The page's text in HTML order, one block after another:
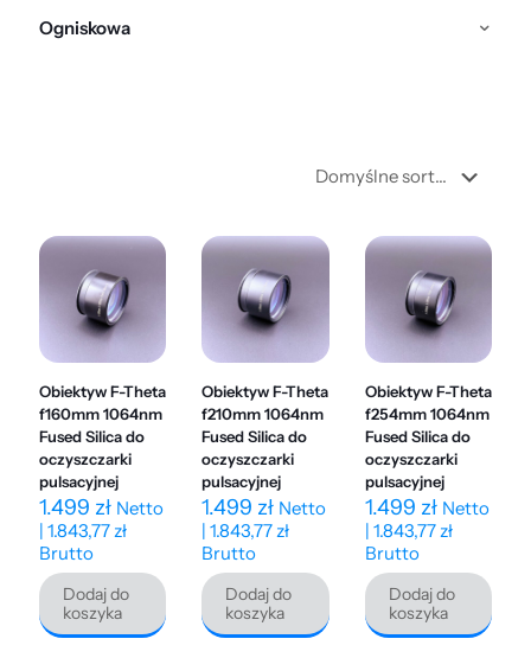
Ogniskowa
Obiektyw F-Theta
f160mm 1064nm
Fused Silica do
oczyszczarki
pulsacyjnej
1.499 zł Netto
| 1.843,77zł
Brutto
Dodaj do
koszyka
Obiektyw F-Theta
f210mm 1064nm
Fused Silica do
oczyszczarki
pulsacyjnej
1.499 zł Netto
|1.843,77zł
Brutto
Dodaj do
koszyka
Obiektyw F-Theta
f254mm 1064nm
Fused Silica do
oczyszczarki
pulsacyjnej
1.499 zł Netto
| 1.843,77zł
Brutto
Dodaj do
koszyka